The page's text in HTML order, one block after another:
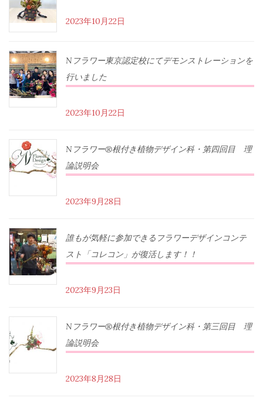
2023年10月22日
Nフラワー東京認定校にてデモンストレーションを
行いました
2023年10月22日
Nフラワー®根付き植物デザイン科・第四回目 理
論説明会
2023年9月28日
誰もが気軽に参加できるフラワーデザインコンテ
スト「コレコン」が復活します！！
2023年9月23日
Nフラワー®根付き植物デザイン科・第三回目 理
論説明会
2023年8月28日